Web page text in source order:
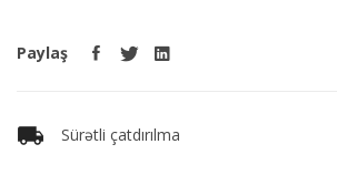
Paylaş
Sürətli çatdırılma